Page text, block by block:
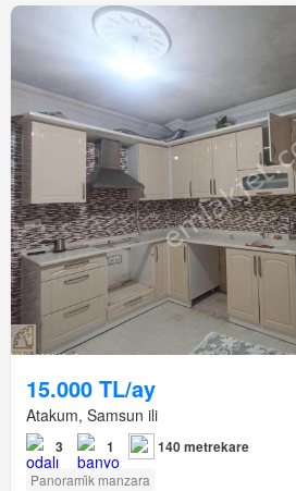
15.000 TL/ay
Atakum, Samsun ili
3 1 140 metrekare
Panorami̇k manzara